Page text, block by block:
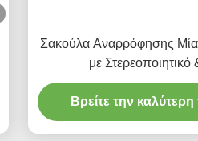
Σακούλα Αναρρόφησης
με Στερεοποιητικό
Συλλογής 1500ml / 2000ml
Βρείτε την καλύτερη